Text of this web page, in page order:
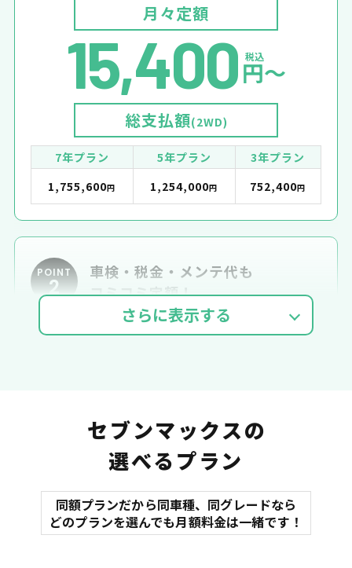
月々定額
15,400 税込
円〜
総支払額(2WD)
7年プラン 5年プラン
3年プラン
1,755,600円 1,254,000円 752,400円
POINT
2
車検・税金・メンテ代も
コミコミ定額！
オイル交換 諸費用
マット
バイザー
セブンマックスの
選べるプラン
同額プランだから同車種、同グレードなら
どのプランを選んでも月額料金は一緒です！